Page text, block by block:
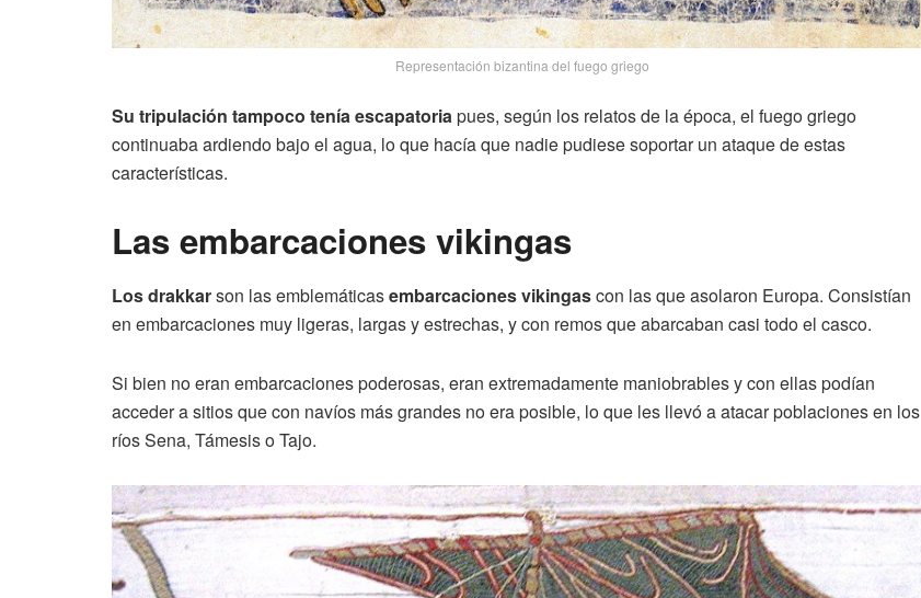
Representación bizantina del fuego griego
Su tripulación tampoco tenía escapatoriapues, según los relatos de la época, el fuego griego
continuaba ardiendo bajo el agua, lo que hacía que nadie pudiese soportar un ataque de estas
características.
Las embarcaciones vikingas
Los drakkarson las emblemáticasembarcaciones vikingascon las que asolaron Europa. Consistían
en embarcaciones muy ligeras, largas y estrechas, y con remos que abarcaban casi todo el casco.
Si bien no eran embarcaciones poderosas, eran extremadamente maniobrables y con ellas podían
acceder a sitios que con navíos más grandes no era posible, lo que les llevó a atacar poblaciones en los
ríos Sena, Támesis o Tajo.